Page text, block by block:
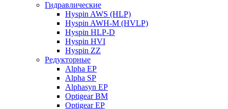
Гидравлические
Hyspin AWS (HLP)
Hyspin AWH-M (HVLP)
Hyspin HLP-D
Hyspin HVI
Hyspin ZZ
Редукторные
Alpha EP
Alpha SP
Alphasyn EP
Optigear BM
Optigear EP